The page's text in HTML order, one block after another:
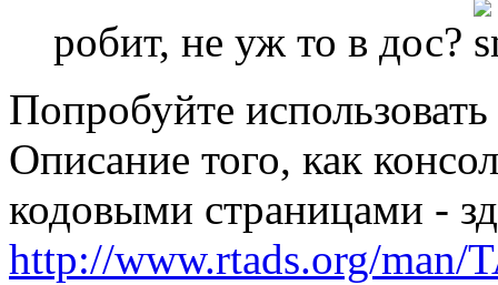
робит, не уж то в дос?
Попробуйте
Описание того, как
кодовыми страницами -
http://www.rtads.org/man/